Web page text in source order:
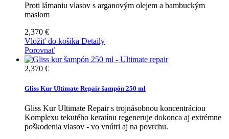
Proti lámaniu vlasov s arganovým olejem a bambuckým
maslom
2,370 €
Vložiť do košíka Detaily
Porovnať
2,370 €
Gliss Kur Ultimate Repair šampón 250 ml
Gliss Kur Ultimate Repair s trojnásobnou koncentráciou
Komplexu tekutého keratínu regeneruje dokonca aj extrémne
poškodenia vlasov - vo vnútri aj na povrchu.